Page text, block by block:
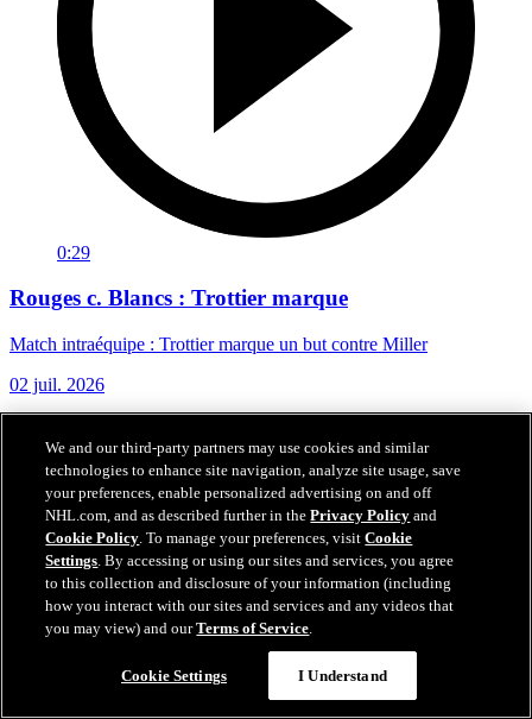
0:29
Rouges c. Blancs : Trottier marque
Match intraéquipe : Trottier marque un but contre Miller
02 juil. 2026
We and our third-party partners may use cookies and similar
technologies to enhance site navigation, analyze site usage, save
your preferences, enable personalized advertising on and off
NHL.com, and as described further in thePrivacy Policy and
Cookie Policy. To manage your preferences, visitCookie
Settings. By accessing or using our sites and services, you agree
to this collection and disclosure of your information (including
how you interact with our sites and services and any videos that
you may view) and ourTerms of Service.
Cookie Settings I Understand